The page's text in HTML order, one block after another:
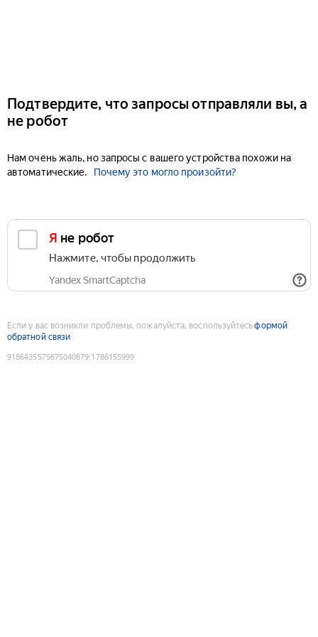
Подтвердите, что запросы отправляли вы, а
не робот
Нам очень жаль, но запросы с вашего устройства похожи на
автоматические.
Почему это могло произойти?
Я не робот
Нажмите, чтобы продолжить
Yandex SmartCaptcha
Если у вас возникли проблемы, пожалуйста, воспользуйтесьформой
обратной связи
9186435575675040879:1786155999